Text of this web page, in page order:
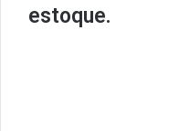
estoque.